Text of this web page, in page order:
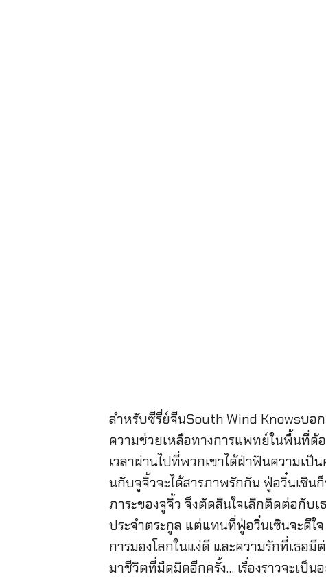
สำหรับซีรี่ย์จีนSouth Wind Knowsบอก
ความช่วยเหลือทางการแพทย์ในพื้นที่ด้
เวลาผ่านไปที่พวกเขาได้ฝ่าฟันความเ
นกับจูจิ้วจะได้สารภาพรักกัน ฟู่อวิ๋นเซิน
ภาระของจูจิ้ว จึงตัดสินใจเลิกติดต่อกับ
ประจำตระกูล แต่แทนที่ฟู่อวิ๋นเซินจะดีใ
การมองโลกในแง่ดี และความรักที่เธอ
มาชีวิตที่มืดมิดอีกครั้ง… เรื่องราวจะเป็